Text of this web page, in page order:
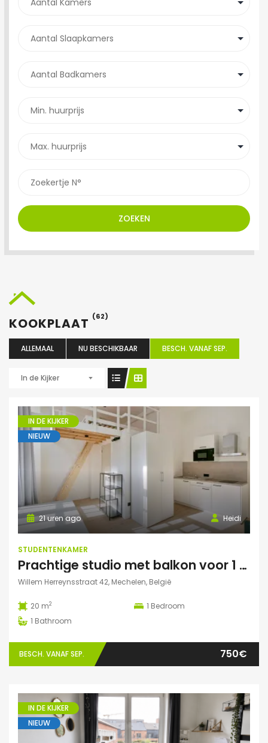
ZOEKEN
KOOKPLAAT (62)
ALLEMAAL NU BESCHIKBAAR BESCH. VANAF SEP.
In de Kijker
IN DE KIJKER
NIEUW
Heidi
21 uren ago
STUDENTENKAMER
Prachtige studio met balkon voor 1 student(e)!
Willem Herreynsstraat 42, Mechelen, België
20 m2 1 Bedroom
1 Bathroom
BESCH. VANAF SEP. 750€
IN DE KIJKER
NIEUW